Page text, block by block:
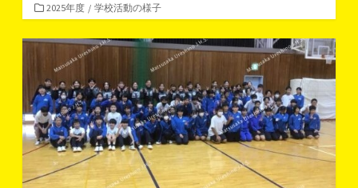
カ
テ
ゴ
2025年度 / 学校活動の様子